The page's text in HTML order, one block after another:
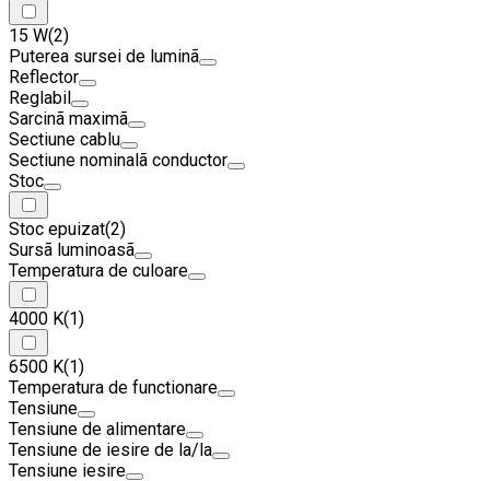
15 W(2)
Puterea sursei de luminã
Reflector
Reglabil
Sarcinã maximã
Sectiune cablu
Sectiune nominalã conductor
Stoc
Stoc epuizat(2)
Sursã luminoasã
Temperatura de culoare
4000 K(1)
6500 K(1)
Temperatura de functionare
Tensiune
Tensiune de alimentare
Tensiune de iesire de la/la
Tensiune iesire